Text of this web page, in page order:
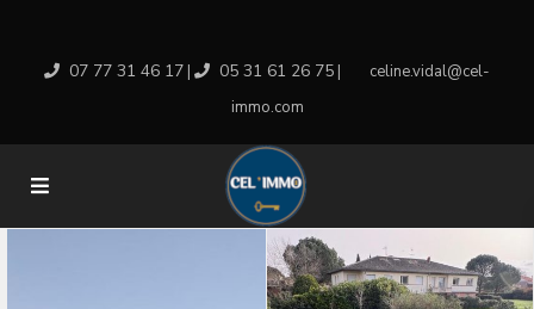
07 77 31 46 17 | 05 31 61 26 75 |
celine.vidal@cel-
immo.com